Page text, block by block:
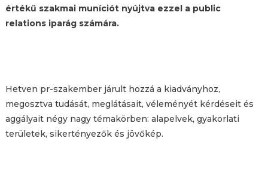
értékű szakmai muníciót nyújtva ezzel a public
relations iparág számára.
Hetven pr-szakember járult hozzá a kiadványhoz,
megosztva tudását, meglátásait, véleményét kérdéseit és
aggályait négy nagy témakörben: alapelvek, gyakorlati
területek, sikertényezők és jövőkép.